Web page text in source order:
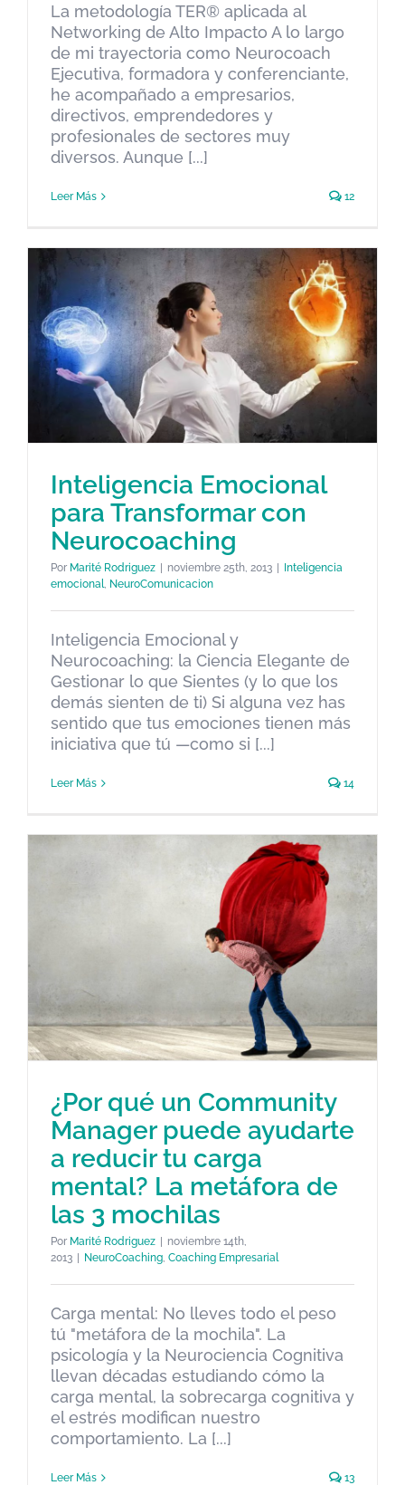
La metodología TER® aplicada al
Networking de Alto Impacto A lo largo
de mi trayectoria como Neurocoach
Ejecutiva, formadora y conferenciante,
he acompañado a empresarios,
directivos, emprendedores y
profesionales de sectores muy
diversos. Aunque [...]
Leer Más 12
Inteligencia Emocional para
Transformar con
Neurocoaching
Inteligencia Emocional
para Transformar con
Neurocoaching
Por Marité Rodriguez | noviembre 25th, 2013 | Inteligencia
emocional
NeuroComunicacion
Inteligencia Emocional y
Neurocoaching: la Ciencia Elegante de
Gestionar lo que Sientes (y lo que los
demás sienten de ti) Si alguna vez has
sentido que tus emociones tienen más
iniciativa que tú —como si [...]
Leer Más 14
¿Por qué un Community
Manager puede ayudarte a
reducir tu carga mental? La
metáfora de las 3 mochilas
NeuroCoaching Coaching Empresarial
¿Por qué un Community
Manager puede ayudarte
a reducir tu carga
mental? La metáfora de
las 3 mochilas
Por Marité Rodriguez
noviembre 14th,
2013
NeuroCoaching, Coaching Empresarial
Carga mental: No lleves todo el peso
tú "metáfora de la mochila". La
psicología y la Neurociencia Cognitiva
llevan décadas estudiando cómo la
carga mental, la sobrecarga cognitiva y
el estrés modifican nuestro
comportamiento. La [...]
Leer Más 13